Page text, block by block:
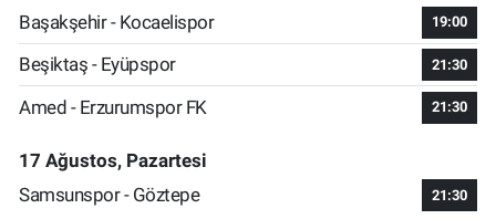
Başakşehir - Kocaelispor
19:00
Beşiktaş - Eyüpspor 21:30
Amed - Erzurumspor FK 21:30
17 Ağustos, Pazartesi
Samsunspor - Göztepe
21:30